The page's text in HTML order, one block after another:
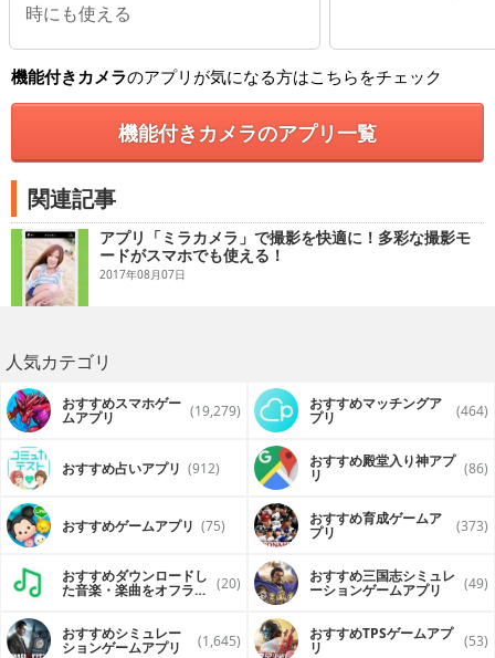
時にも使える
機能付きカメラのアプリが気になる方はこちらをチェック
機能付きカメラのアプリ一覧
関連記事
アプリ「ミラカメラ」で撮影を快適に！多彩な撮影モ
ードがスマホでも使える！
2017年08月07日
人気カテゴリ
おすすめスマホゲー
ムアプリ (19,279) おすすめマッチングア
プリ (464)
おすすめ占いアプリ (912) おすすめ殿堂入り神アプ
リ (86)
おすすめゲームアプリ (75) おすすめ育成ゲームア
プリ (373)
おすすめダウンロードし
た音楽・楽曲をオフライ (20) おすすめ三国志シミュレ
ーションゲームアプリ (49)
おすすめシミュレー
ションゲームアプリ (1,645) おすすめTPSゲームアプ
リ (53)